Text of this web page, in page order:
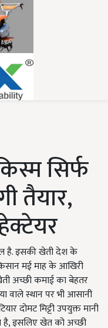
सिर्फ
तैयार,
है. इसकी खेती देश के
मई माह के आखिरी
अच्छी कमाई का बेहतर
वाले स्थान पर भी आसानी
दोमट मिट्टी उपयुक्त मानी
है, इसलिए खेत को अच्छी